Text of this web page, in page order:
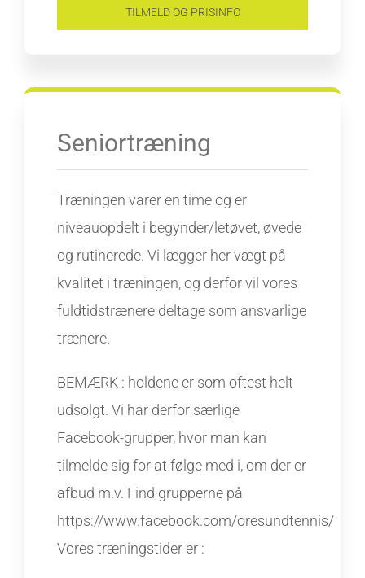
TILMELD OG PRISINFO
Seniortræning
Træningen varer en time og er
niveauopdelt i begynder/letøvet, øvede
og rutinerede. Vi lægger her vægt på
kvalitet i træningen, og derfor vil vores
fuldtidstrænere deltage som ansvarlige
trænere.
BEMÆRK : holdene er som oftest helt
udsolgt. Vi har derfor særlige
Facebook-grupper, hvor man kan
tilmelde sig for at følge med i, om der er
afbud m.v. Find grupperne på
https://www.facebook.com/oresundtennis/
Vores træningstider er :